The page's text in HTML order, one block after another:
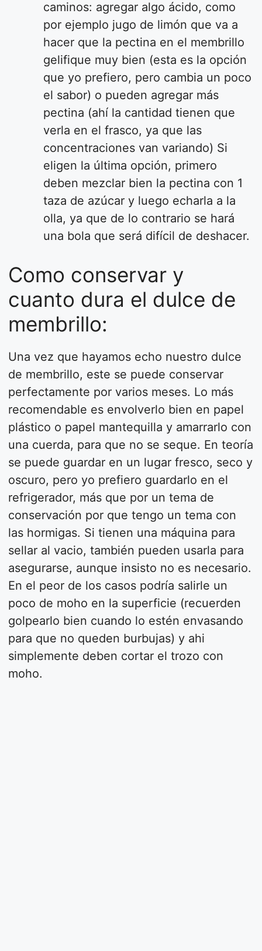
caminos: agregar algo ácido, como
por ejemplo jugo de limón que va a
hacer que la pectina en el membrillo
gelifique muy bien (esta es la opción
que yo prefiero, pero cambia un poco
el sabor) o pueden agregar más
pectina (ahí la cantidad tienen que
verla en el frasco, ya que las
concentraciones van variando) Si
eligen la última opción, primero
deben mezclar bien la pectina con 1
taza de azúcar y luego echarla a la
olla, ya que de lo contrario se hará
una bola que será difícil de deshacer.
Como conservar y
cuanto dura el dulce de
membrillo:
Una vez que hayamos echo nuestro dulce
de membrillo, este se puede conservar
perfectamente por varios meses. Lo más
recomendable es envolverlo bien en papel
plástico o papel mantequilla y amarrarlo con
una cuerda, para que no se seque. En teoría
se puede guardar en un lugar fresco, seco y
oscuro, pero yo prefiero guardarlo en el
refrigerador, más que por un tema de
conservación por que tengo un tema con
las hormigas. Si tienen una máquina para
sellar al vacio, también pueden usarla para
asegurarse, aunque insisto no es necesario.
En el peor de los casos podría salirle un
poco de moho en la superficie (recuerden
golpearlo bien cuando lo estén envasando
para que no queden burbujas) y ahi
simplemente deben cortar el trozo con
moho.